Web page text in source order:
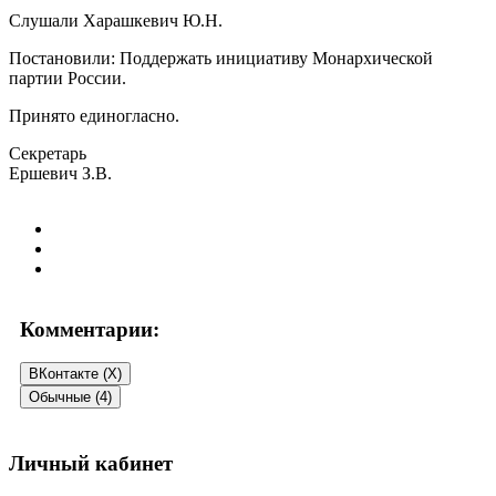
Слушали Харашкевич Ю.Н.
Постановили: Поддержать инициативу Монархической
партии России.
Принято единогласно.
Секретарь
Ершевич З.В.
Комментарии:
ВКонтакте (X)
Обычные (4)
4 Comments
Личный кабинет